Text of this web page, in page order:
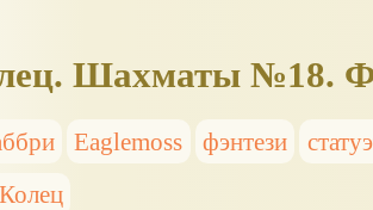
Шахматы №18.
Eaglemoss фэнтези